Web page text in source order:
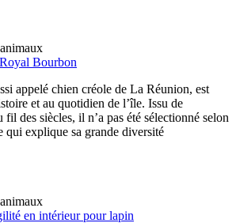
Bourbon
appelé chien créole de La Réunion, est
et au quotidien de l’île. Issu de
fil des siècles, il n’a pas été sélectionné selon
qui explique sa grande diversité
en intérieur pour lapin